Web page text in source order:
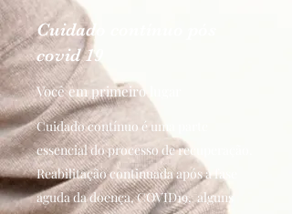
Cuidado contínuo pós
covid 19
Você em primeiro lugar
Cuidado contínuo é uma parte
essencial do processo de recuperação.
Reabilitação continuada após a fase
aguda da doença, COVID19, alguns